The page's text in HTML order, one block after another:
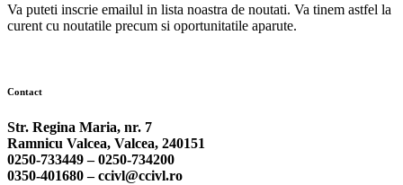
Va puteti inscrie emailul in lista noastra de noutati. Va tinem astfel la
curent cu noutatile precum si oportunitatile aparute.
Contact
Str. Regina Maria, nr. 7
Ramnicu Valcea, Valcea, 240151
0250-733449 –0250-734200
0350-401680 –ccivl@ccivl.ro